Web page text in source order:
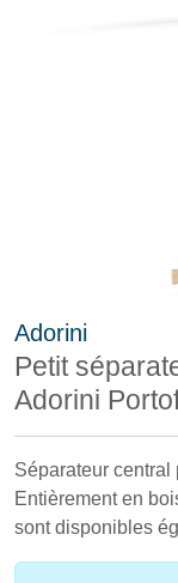
Adorini
Petit
Adorini
Séparateur central
Entièrement en
sont disponibles